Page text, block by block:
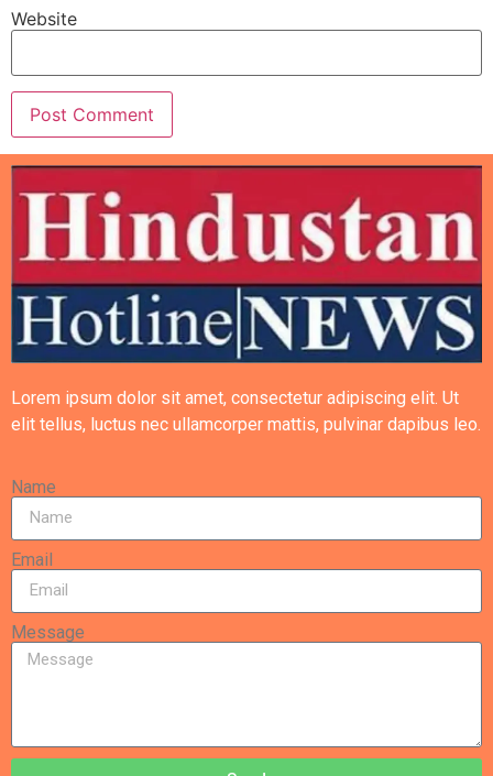
Website
Lorem ipsum dolor sit amet, consectetur adipiscing elit. Ut
elit tellus, luctus nec ullamcorper mattis, pulvinar dapibus leo.
Name
Email
Message